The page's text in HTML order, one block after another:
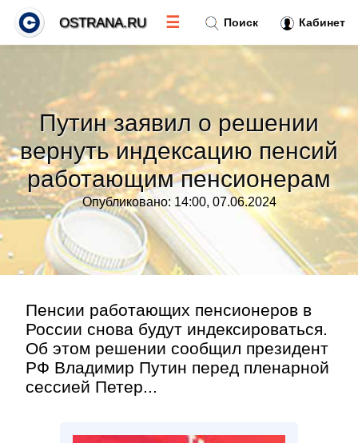
Путин заявил о решении
вернуть индексацию пенсий
работающим пенсионерам
Опубликовано: 14:00, 07.06.2024
Пенсии работающих пенсионеров в
России снова будут индексироваться.
Об этом решении сообщил президент
РФ Владимир Путин перед пленарной
сессией Петер...
Поиск Кабинет
OSTRANA.RU ☰
Тренды новостей»
Рубрики»
Правила
Контакт»